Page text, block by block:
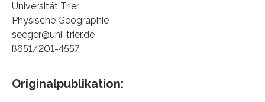
Universität Trier
Physische Geographie
seeger@uni-trier.de
ß651/201-4557
Originalpublikation: